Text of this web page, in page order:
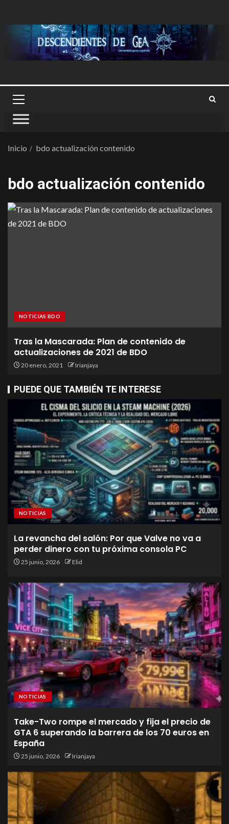
Inicio bdo actualización contenido
bdo actualización contenido
NOTICIAS BDO
Tras la Mascarada: Plan de contenido de
actualizaciones de 2021 de BDO
20 enero, 2021 Irianjaya
PUEDE QUE TAMBIÉN TE INTERESE
NOTICIAS
La revancha del salón: Por que Valve no va a
perder dinero con tu próxima consola PC
25 junio, 2026 Elid
NOTICIAS
Take-Two rompe el mercado y fija el precio de
GTA 6 superando la barrera de los 70 euros en
España
25 junio, 2026 Irianjaya